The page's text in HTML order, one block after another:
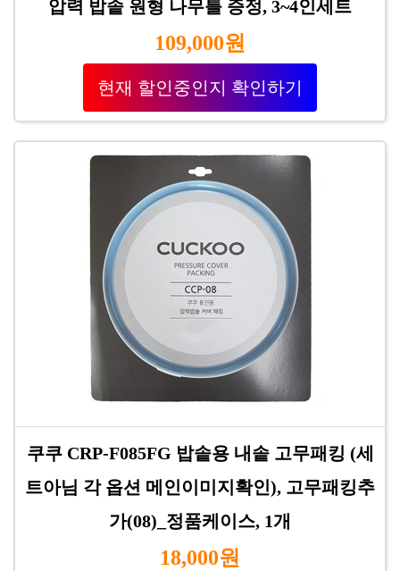
압력 밥솥 원형 나무틀 증정, 3~4인세트
109,000원
현재 할인중인지 확인하기
쿠쿠 CRP-F085FG 밥솥용 내솥 고무패킹 (세
트아님 각 옵션 메인이미지확인), 고무패킹추
가(08)_정품케이스, 1개
18,000원